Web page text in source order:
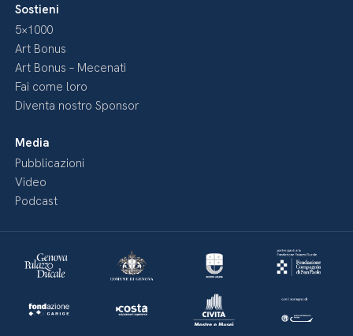
Sostieni
5×1000
Art Bonus
Art Bonus – Mecenati
Fai come loro
Diventa nostro Sponsor
Media
Pubblicazioni
Video
Podcast